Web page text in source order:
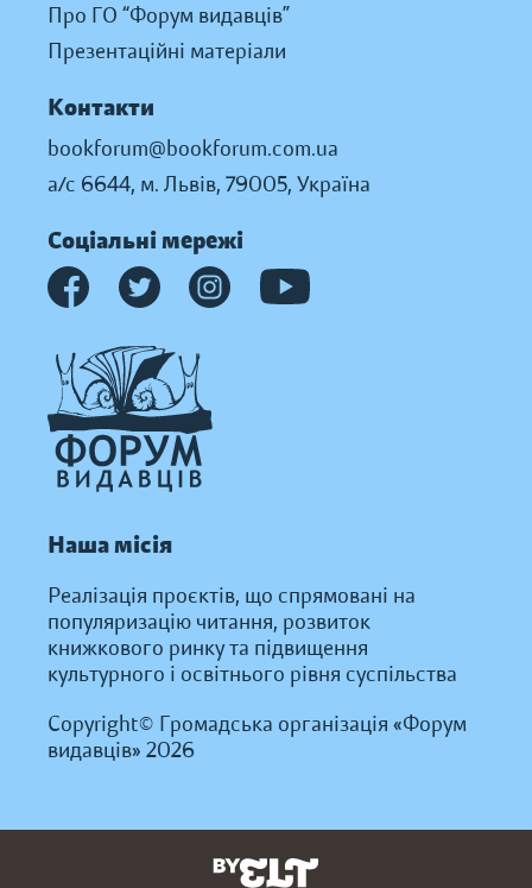
Про ГО “Форум видавців”
Презентаційні матеріали
Контакти
bookforum@bookforum.com.ua
а/с 6644, м. Львів, 79005, Україна
Соціальні мережі
Наша місія
Реалізація проєктів, що спрямовані на
популяризацію читання, розвиток
книжкового ринку та підвищення
культурного і освітнього рівня суспільства
Copyright© Громадська організація «Форум
видавців» 2026